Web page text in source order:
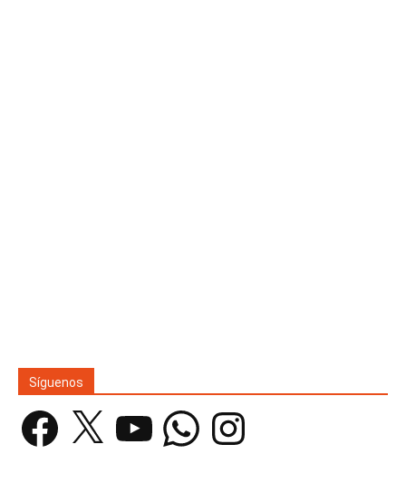
Síguenos
Facebook YouTube WhatsAppInstagram